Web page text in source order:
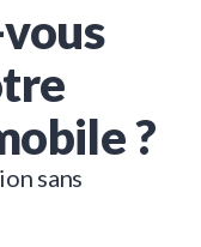
?
sans